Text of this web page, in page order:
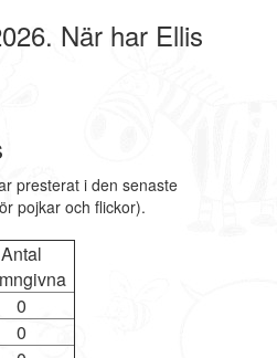
När har Ellis
presterat i den senaste
pojkar och flickor).
Antal
0
0